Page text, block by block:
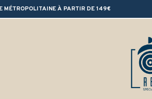
MÉTROPOLITAINE À PARTIR DE 149€